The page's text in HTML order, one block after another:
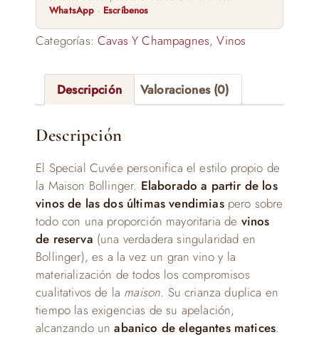
WhatsApp · Escríbenos
Categorías:Cavas Y Champagnes,Vinos
Descripción Valoraciones (0)
Descripción
El Special Cuvée personifica el estilo propio de
la Maison Bollinger. Elaborado a partir de los
vinos de las dos últimas vendimiaspero sobre
todo con una proporción mayoritaria de vinos
de reserva (una verdadera singularidad en
Bollinger), es a la vez un gran vino y la
materialización de todos los compromisos
cualitativos de la maison. Su crianza duplica en
tiempo las exigencias de su apelación,
alcanzando un abanico de elegantes matices.